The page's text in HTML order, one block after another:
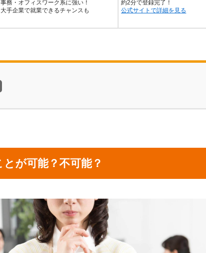
事務・オフィスワーク系に強い！
大手企業で就業できるチャンスも
約2分で登録完了！
公式サイトで詳細を見る
が可能？不可能？